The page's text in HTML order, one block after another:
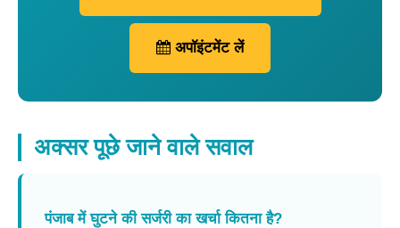
अपॉइंटमेंट लें
अक्सर पूछे जाने वाले सवाल
पंजाब में घुटने की सर्जरी का खर्चा कितना है?